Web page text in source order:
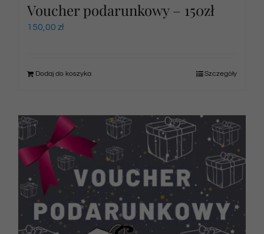
Voucher podarunkowy – 150zł
150,00 zł
Dodaj do koszyka Szczegóły